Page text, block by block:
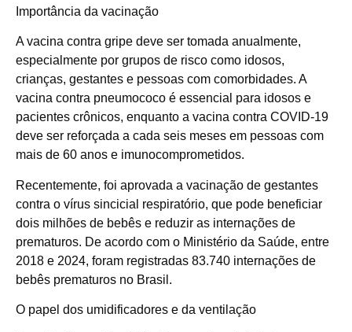
Importância da vacinação
A vacina contra gripe deve ser tomada anualmente,
especialmente por grupos de risco como idosos,
crianças, gestantes e pessoas com comorbidades. A
vacina contra pneumococo é essencial para idosos e
pacientes crônicos, enquanto a vacina contra COVID-19
deve ser reforçada a cada seis meses em pessoas com
mais de 60 anos e imunocomprometidos.
Recentemente, foi aprovada a vacinação de gestantes
contra o vírus sincicial respiratório, que pode beneficiar
dois milhões de bebês e reduzir as internações de
prematuros. De acordo com o Ministério da Saúde, entre
2018 e 2024, foram registradas 83.740 internações de
bebês prematuros no Brasil.
O papel dos umidificadores e da ventilação